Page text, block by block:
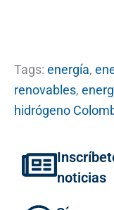
Tags: energía,
renovables,
hidrógeno
noticias